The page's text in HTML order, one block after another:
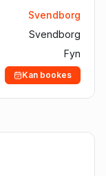
Svendborg
Svendborg
Fyn
Kan bookes